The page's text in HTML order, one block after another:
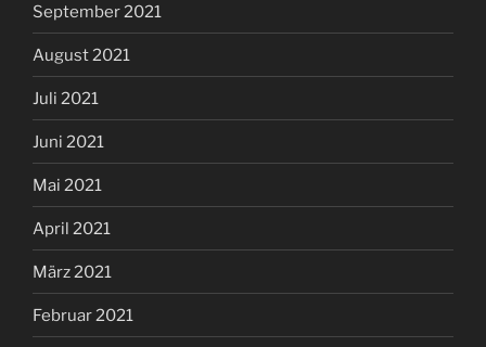
September 2021
August 2021
Juli 2021
Juni 2021
Mai 2021
April 2021
März 2021
Februar 2021